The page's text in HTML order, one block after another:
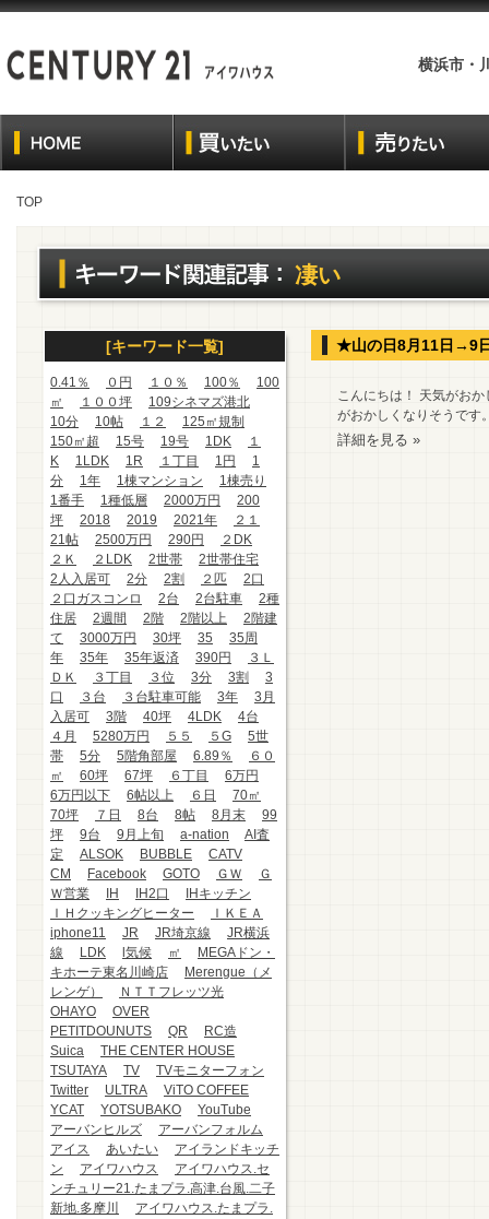
横浜市・
TOP
凄い
[キーワード一覧]
0.41％ ０円 １０％ 100％
100
㎡
１００坪
109シネマズ港北
10分
10帖 １２
125㎡規制
150㎡超
15号 19号 1DK
１
K
1LDK 1R １丁目 1円
1
分
1年 1棟マンション
1棟売り
1番手
1種低層 2000万円
200
坪
2018 2019 2021年
２１
21帖
2500万円 290円
２DK
２Ｋ
２LDK 2世帯
2世帯住宅
2人入居可
2分 2割 ２匹
2口
２口ガスコンロ
2台 2台駐車
2種
住居
2週間 2階 2階以上
2階建
て
3000万円 30坪 35
35周
年
35年 35年返済 390円
３Ｌ
ＤＫ
３丁目 ３位 3分 3割
3
口
３台 ３台駐車可能 3年
3月
入居可
3階 40坪 4LDK
4台
４月
5280万円 ５５ ５G
5世
帯
5分 5階角部屋 6.89％
６０
㎡
60坪 67坪 ６丁目
6万円
6万円以下
6帖以上 ６日
70㎡
70坪
７日 8台 8帖 8月末
99
坪
9台 9月上旬 a-nation
AI査
定
ALSOK BUBBLE
CATV
CM
Facebook GOTO ＧＷ
Ｇ
Ｗ営業
IH IH2口
IHキッチン
ＩＨクッキングヒーター
ＩＫＥＡ
iphone11
JR JR埼京線
JR横浜
線
LDK l気候 ㎡
MEGAドン・
キホーテ東名川崎店
Merengue（メ
レンゲ）
ＮＴＴフレッツ光
OHAYO
OVER
PETITDOUNUTS
QR
RC造
Suica
THE CENTER HOUSE
TSUTAYA
TV
TVモニターフォン
Twitter
ULTRA
ViTO COFFEE
YCAT
YOTSUBAKO
YouTube
アーバンヒルズ
アーバンフォルム
アイス
あいたい
アイランドキッチ
ン
アイワハウス
アイワハウス.セ
ンチュリー21.たまプラ.高津.台風.二子
新地.多摩川
アイワハウス.たまプラ.
★山の日8月11日→9
こんにちは！ 天気がお
がおかしくなりそうで
詳細を見る »